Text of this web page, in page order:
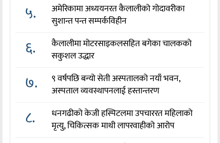
५.
अमेरिकामा अध्ययनरत कैलालीको गोदावरीका
सुशान्त पन्त सम्पर्कविहीन
६.
कैलालीमा मोटरसाइकलसहित बगेका चालकको
सकुशल उद्धार
७.
९ वर्षपछि बन्यो सेती अस्पतालको नयाँ भवन,
अस्पताल व्यवस्थापनलाई हस्तान्तरण
८.
धनगढीको केजी हस्पिटलमा उपचाररत महिलाको
मृत्यु, चिकित्सक माथी लापरवाहीको आरोप